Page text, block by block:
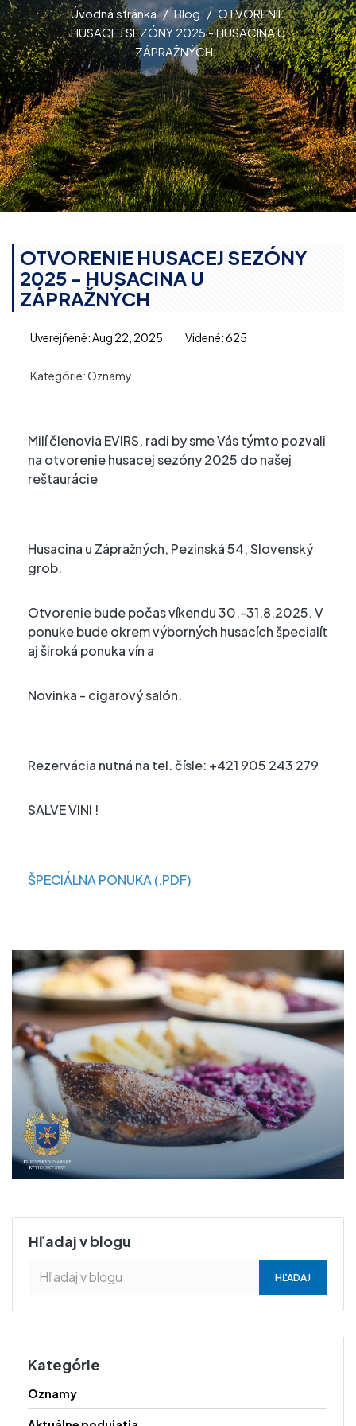
Úvodná stránka Blog
OTVORENIE
HUSACEJ SEZÓNY 2025 - HUSACINA U
ZÁPRAŽNÝCH
Hľadaj v blogu
Kategórie
Oznamy
OTVORENIE HUSACEJ SEZÓNY
2025 - HUSACINA U
ZÁPRAŽNÝCH
Uverejňené: Aug 22, 2025 Videné: 625
Kategórie:Oznamy
Milí členovia EVIRS, radi by sme Vás týmto pozvali
na otvorenie husacej sezóny 2025 do našej
reštaurácie
Husacina u Zápražných, Pezinská 54, Slovenský
grob.
Otvorenie bude počas víkendu 30.-31.8.2025. V
ponuke bude okrem výborných husacích špecialít
aj široká ponuka vín a
Novinka - cigarový salón.
Rezervácia nutná na tel. čísle: +421 905 243 279
SALVE VINI !
ŠPECIÁLNA PONUKA (.PDF)